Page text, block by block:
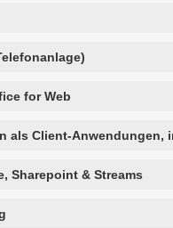
for Web
als Client-Anwendungen,
Sharepoint & Streams